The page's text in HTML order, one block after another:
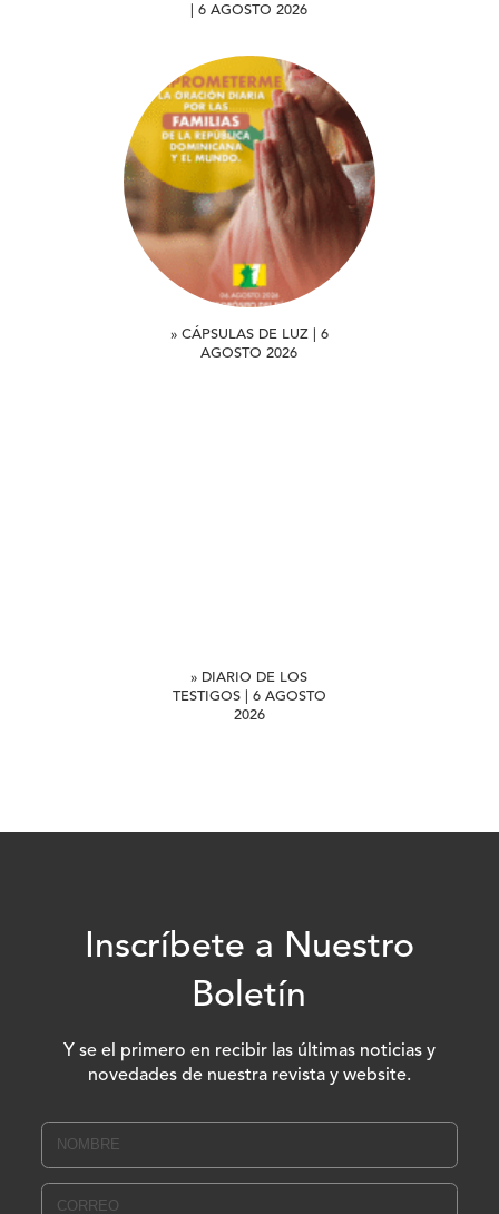
| 6 AGOSTO 2026
» CÁPSULAS DE LUZ | 6
AGOSTO 2026
» DIARIO DE LOS
TESTIGOS | 6 AGOSTO
2026
Inscríbete a Nuestro
Boletín
Y se el primero en recibir las últimas noticias y
novedades de nuestra revista y website.